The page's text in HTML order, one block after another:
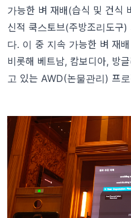
가능한 벼 재배(습식 및 건식
신적 쿡스토브(주방조리도구
다. 이 중 지속 가능한 벼 재
비롯해 베트남, 캄보디아, 방
고 있는 AWD(논물관리) 프